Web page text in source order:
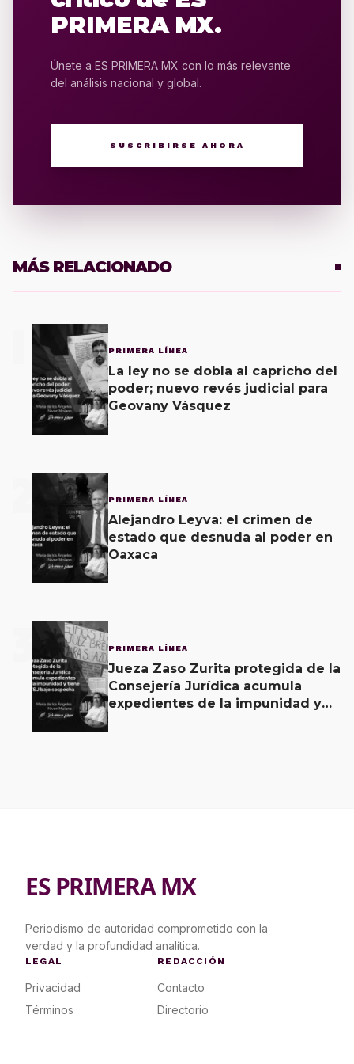
PRIMERA MX.
Únete a ES PRIMERA MX con lo más relevante
del análisis nacional y global.
SUSCRIBIRSE AHORA
MÁS RELACIONADO
PRIMERA LÍNEA
La ley no se dobla al capricho del
poder; nuevo revés judicial para
Geovany Vásquez
PRIMERA LÍNEA
Alejandro Leyva: el crimen de
estado que desnuda al poder en
Oaxaca
3 PRIMERA LÍNEA
Jueza Zaso Zurita protegida de la
Consejería Jurídica acumula
expedientes de la impunidad y
ES PRIMERA MX
Periodismo de autoridad comprometido con la
verdad y la profundidad analítica.
LEGAL
Privacidad
Términos
REDACCIÓN
Contacto
Directorio